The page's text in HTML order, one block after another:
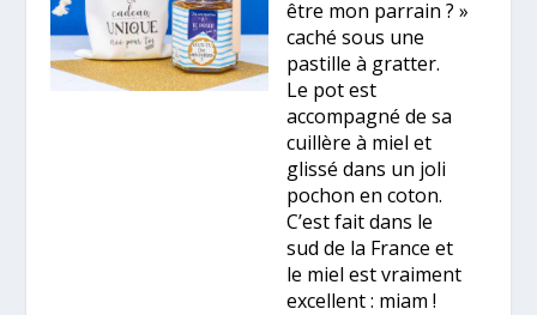
être mon parrain ? »
caché sous une
pastille à gratter.
Le pot est
accompagné de sa
cuillère à miel et
glissé dans un joli
pochon en coton.
C’est fait dans le
sud de la France et
le miel est vraiment
excellent : miam !